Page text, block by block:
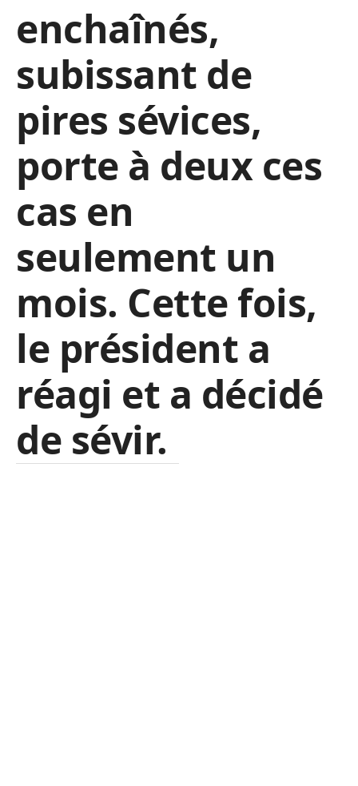
enchaînés,
subissant de
pires sévices,
porte à deux ces
cas en
seulement un
mois. Cette fois,
le président a
réagi et a décidé
de sévir.